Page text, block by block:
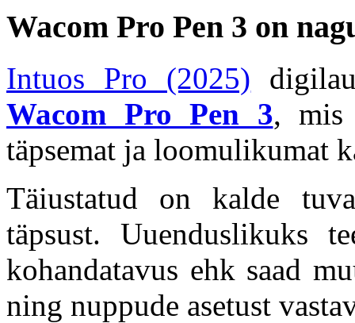
Wacom Pro Pen 3 on
Intuos Pro (2025)
Wacom Pro Pen 3, mis
täpsemat ja loomulikumat
Täiustatud on kalde
täpsust. Uuenduslikuks
kohandatavus ehk saad
ning nuppude asetust